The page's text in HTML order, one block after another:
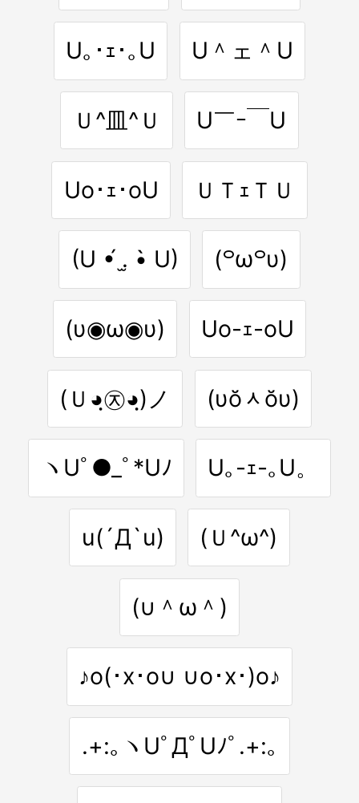
U｡･ｪ･｡U U＾ェ＾U
Ｕ^皿^Ｕ U￣ｰ￣U
Uo･ｪ･oU ＵＴｪＴＵ
(U •́ .̫ •̀ U) (꒪ω꒪υ)
(υ◉ω◉υ) Uo-ｪ-oU
(Ｕ◕ฺ㉨◕ฺ)ノ (υŏᆺŏυ)
ヽUﾟ●_ﾟ*Uﾉ U｡-ｪ-｡U。
u(´Д`u) (Ｕ^ω^)
(∪＾ω＾)
♪o(･x･o∪ ∪o･x･)o♪
.+:｡ヽUﾟДﾟUﾉﾟ.+:｡